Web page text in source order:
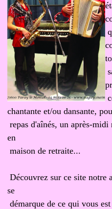
chantante et/ou dansante,
repas d'aînés, un après-
en
maison de retraite...
Découvrez sur ce site notre
se
démarque de ce qui vous